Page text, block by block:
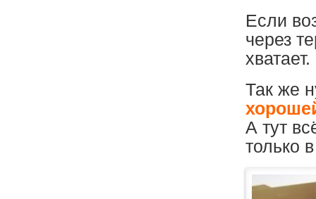
Если
через
хватает.
Так же
А тут
только